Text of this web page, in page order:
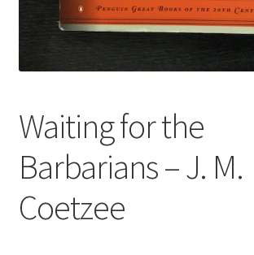
Waiting for the
Barbarians – J. M.
Coetzee